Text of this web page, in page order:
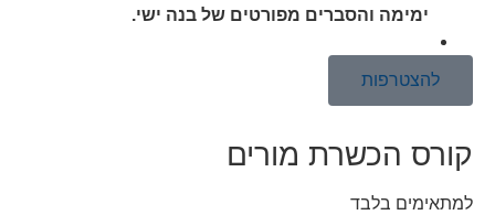
ימימה והסברים מפורטים של בנה ישי.
להצטרפות
קורס הכשרת מורים
למתאימים בלבד